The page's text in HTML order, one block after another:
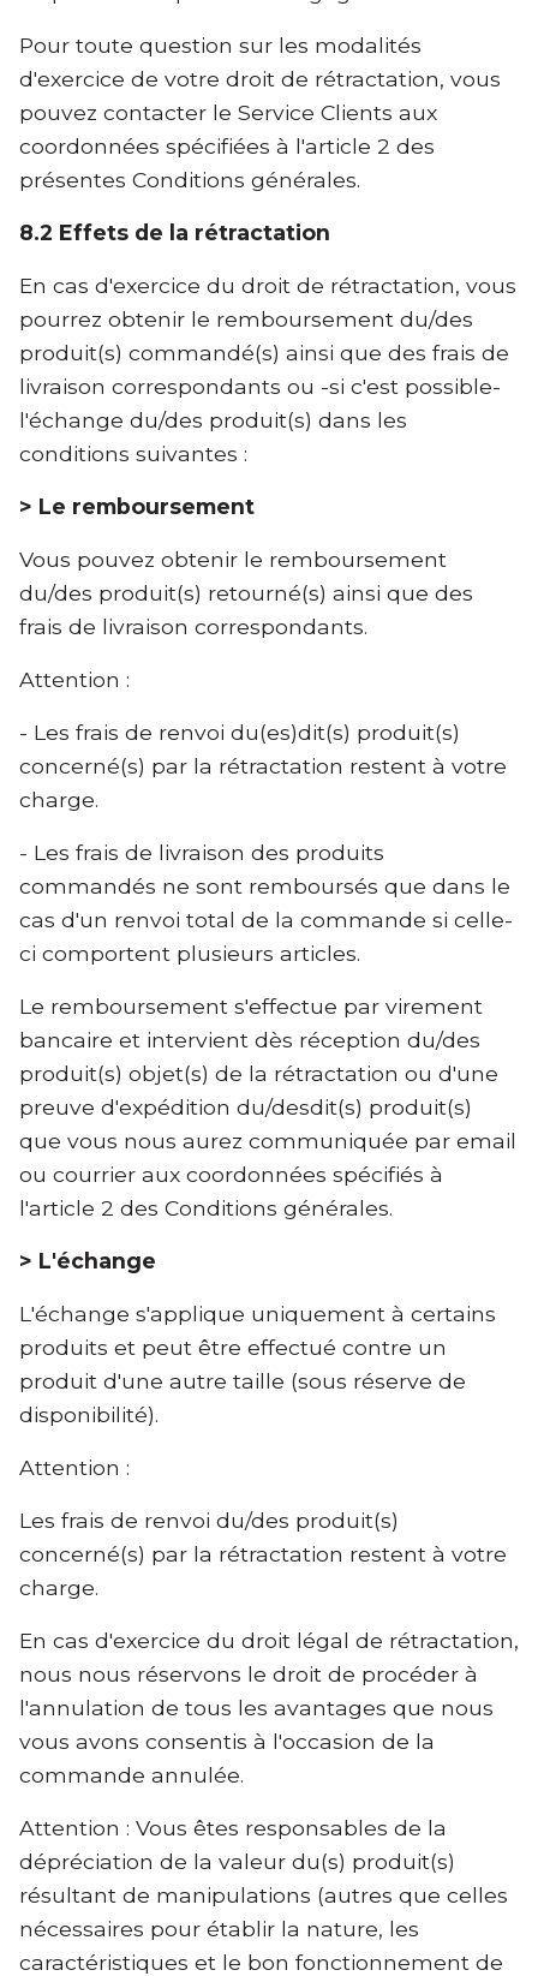
Pour toute question sur les modalités
d'exercice de votre droit de rétractation, vous
pouvez contacter le Service Clients aux
coordonnées spécifiées à l'article 2 des
présentes Conditions générales.
8.2 Effets de la rétractation
En cas d'exercice du droit de rétractation, vous
pourrez obtenir le remboursement du/des
produit(s) commandé(s) ainsi que des frais de
livraison correspondants ou -si c'est possible-
l'échange du/des produit(s) dans les
conditions suivantes :
> Le remboursement
Vous pouvez obtenir le remboursement
du/des produit(s) retourné(s) ainsi que des
frais de livraison correspondants.
Attention :
- Les frais de renvoi du(es)dit(s) produit(s)
concerné(s) par la rétractation restent à votre
charge.
- Les frais de livraison des produits
commandés ne sont remboursés que dans le
cas d'un renvoi total de la commande si celle-
ci comportent plusieurs articles.
Le remboursement s'effectue par virement
bancaire et intervient dès réception du/des
produit(s) objet(s) de la rétractation ou d'une
preuve d'expédition du/desdit(s) produit(s)
que vous nous aurez communiquée par email
ou courrier aux coordonnées spécifiés à
l'article 2 des Conditions générales.
> L'échange
L'échange s'applique uniquement à certains
produits et peut être effectué contre un
produit d'une autre taille (sous réserve de
disponibilité).
Attention :
Les frais de renvoi du/des produit(s)
concerné(s) par la rétractation restent à votre
charge.
En cas d'exercice du droit légal de rétractation,
nous nous réservons le droit de procéder à
l'annulation de tous les avantages que nous
vous avons consentis à l'occasion de la
commande annulée.
Attention : Vous êtes responsables de la
dépréciation de la valeur du(s) produit(s)
résultant de manipulations (autres que celles
nécessaires pour établir la nature, les
caractéristiques et le bon fonctionnement de